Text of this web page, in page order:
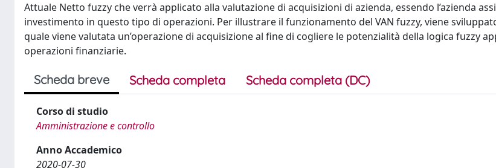
Attuale Netto fuzzy che verrà applicato alla valutazione di acquisizioni di azienda, essendo l’azienda
investimento in questo tipo di operazioni. Per illustrare il funzionamento del VAN fuzzy, viene
quale viene valutata un’operazione di acquisizione al fine di cogliere le potenzialità della logica fuzzy
operazioni finanziarie.
Scheda breve Scheda completa Scheda completa (DC)
Corso di studio
Amministrazione e controllo
Anno Accademico
2020-07-30